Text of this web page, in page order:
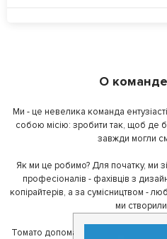
О
Ми - це невелика команда
собою місію: зробити так, щоб де
завжди могли
Як ми це робимо? Для початку, ми
професіоналів - фахівців з
копірайтерів, а за сумісництвом -
ми
Томато допомагає своїм